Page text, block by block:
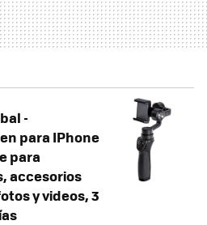
-
para IPhone
para
accesorios
y videos, 3